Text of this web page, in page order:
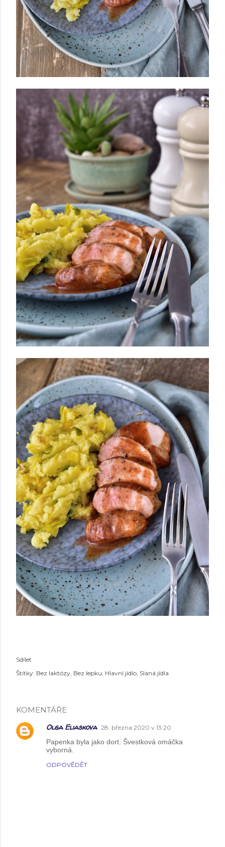
Sdílet
Štítky: Bez laktózy Bez lepku Hlavní jídlo Slaná jídla
KOMENTÁŘE
Olga Eliaskova 28. března 2020 v 13:20
Papenka byla jako dort. Švestková omáčka
vyborná.
ODPOVĚDĚT